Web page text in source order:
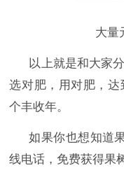
大量
以上就是和大家
选对肥，用对肥，
个丰收年。
如果你也想知道
线电话，免费获得果